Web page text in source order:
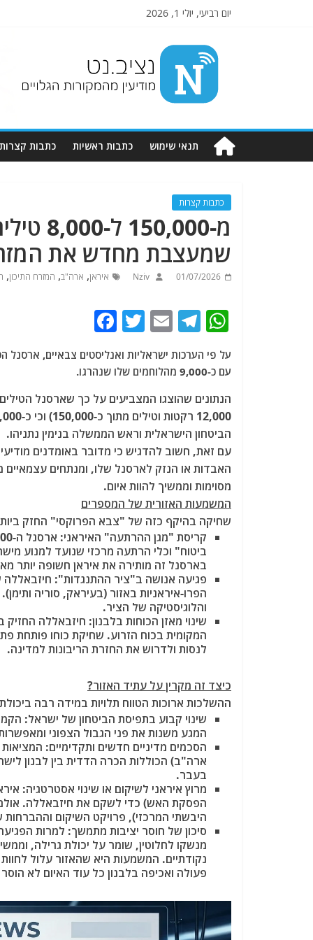
יום רביעי, יולי 1, 2026
Nziv.net
מודיעין
מהמקורות
תנאי שימוש כתבות ראשיות כתבות קצרות
כתבות קצרות
מ-
שמעצבת מחדש את
01/07/2026
Nziv איראן, ארה"ב, המזרח התיכון,
W
at
s
A
p
p
T
e
g
ra
m
E
m
ai
l
T
w
itt
er
c
e
b
o
o
k
עם כ-9,000 מהלוחמים שלו שנהרגו.
הביטחון הישראלית וראש הממשלה בנימין נתניהו.
עם זאת, חשוב להדגיש כי מדובר באומדנים
האבדות או הנזק לארסנל שלו, ומנתחים עצמאיים
מסוימות וממשיך להוות איום.
המשמעות האזורית של המספרים
שחיקה בהיקף כזה של "צבא הפרוקסי" החזק ביותר
קריסת "מגן ההרתעה" האיראני:
בארסנל זה מותירה את איראן חשופה יותר
פגיעה אנושה ב"ציר ההתנגדות": חיזבאללה
הפרו-איראניות באזור (בעיראק, סוריה
והלוגיסטיקה של הציר.
שינוי מאזן הכוחות בלבנון: חיזבאללה החזיק
המקומית בכוח הזרוע. שחיקת כוחו פותחת פתח
לנסות ולדרוש את החזרת הריבונות למדינה.
כיצד זה מקרין על עתיד האזור?
ההשלכות ארוכות הטווח תלויות במידה רבה
שינוי קבוע בתפיסת הביטחון של ישראל:
המגע משנות את פני הגבול הצפוני
הסכמים מדיניים חדשים ותקדימיים:
ארה"ב) הכוללות הכרה הדדית בין לבנון
בעבר.
מרוץ איראני לשיקום או שינוי אסטרטגיה:
הפסקת האש) כדי לשקם את חיזבאללה.
היבשתי המרכזי), פרויקט השיקום
סיכון של חוסר יציבות מתמשך: למרות
מנשקו לחלוטין, שומר על יכולת גרילה,
נקודתיים. המשמעות היא שהאזור עלול
פעולה ואכיפה בלבנון כל עוד האיום לא